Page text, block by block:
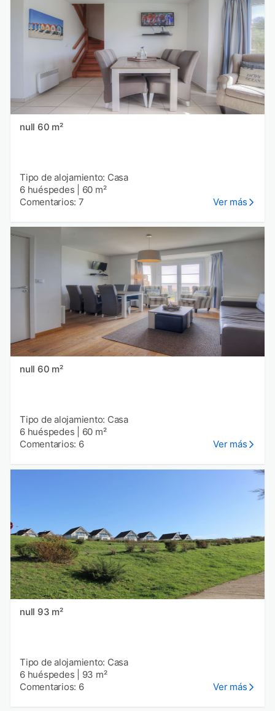
null 60 m²
Tipo de alojamiento: Casa
6 huéspedes
60 m²
Comentarios: 7
Ver más
null 60 m²
Tipo de alojamiento: Casa
6 huéspedes
60 m²
Comentarios: 6
Ver más
null 93 m²
Tipo de alojamiento: Casa
6 huéspedes
93 m²
Comentarios: 6
Ver más